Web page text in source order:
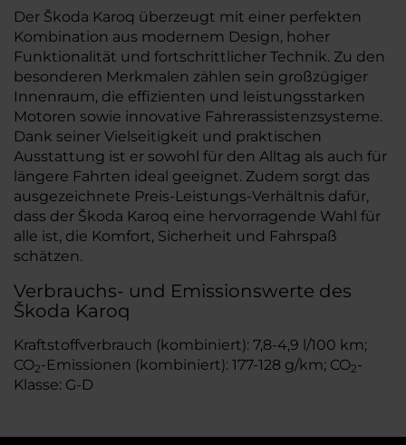
Der Škoda Karoq überzeugt mit einer perfekten
Kombination aus modernem Design, hoher
Funktionalität und fortschrittlicher Technik. Zu den
besonderen Merkmalen zählen sein großzügiger
Innenraum, die effizienten und leistungsstarken
Motoren sowie innovative Fahrerassistenzsysteme.
Dank seiner Vielseitigkeit und praktischen
Ausstattung ist er sowohl für den Alltag als auch für
längere Fahrten ideal geeignet. Zudem sorgt das
ausgezeichnete Preis-Leistungs-Verhältnis dafür,
dass der Škoda Karoq eine hervorragende Wahl für
alle ist, die Komfort, Sicherheit und Fahrspaß
schätzen.
Verbrauchs- und Emissionswerte des
Škoda Karoq
Kraftstoffverbrauch (kombiniert): 7,8-4,9 l/100 km;
CO2-Emissionen (kombiniert): 177-128 g/km; CO2-
Klasse: G-D